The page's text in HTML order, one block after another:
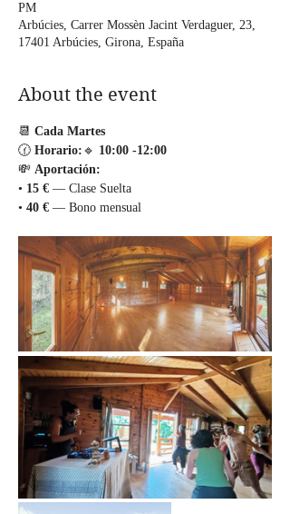
PM
Arbúcies, Carrer Mossèn Jacint Verdaguer, 23,
17401 Arbúcies, Girona, España
About the event
📆 Cada Martes
🕜 Horario: 🔹 10:00 -12:00
💸 Aportación:
• 15 € — Clase Suelta
• 40 € — Bono mensual